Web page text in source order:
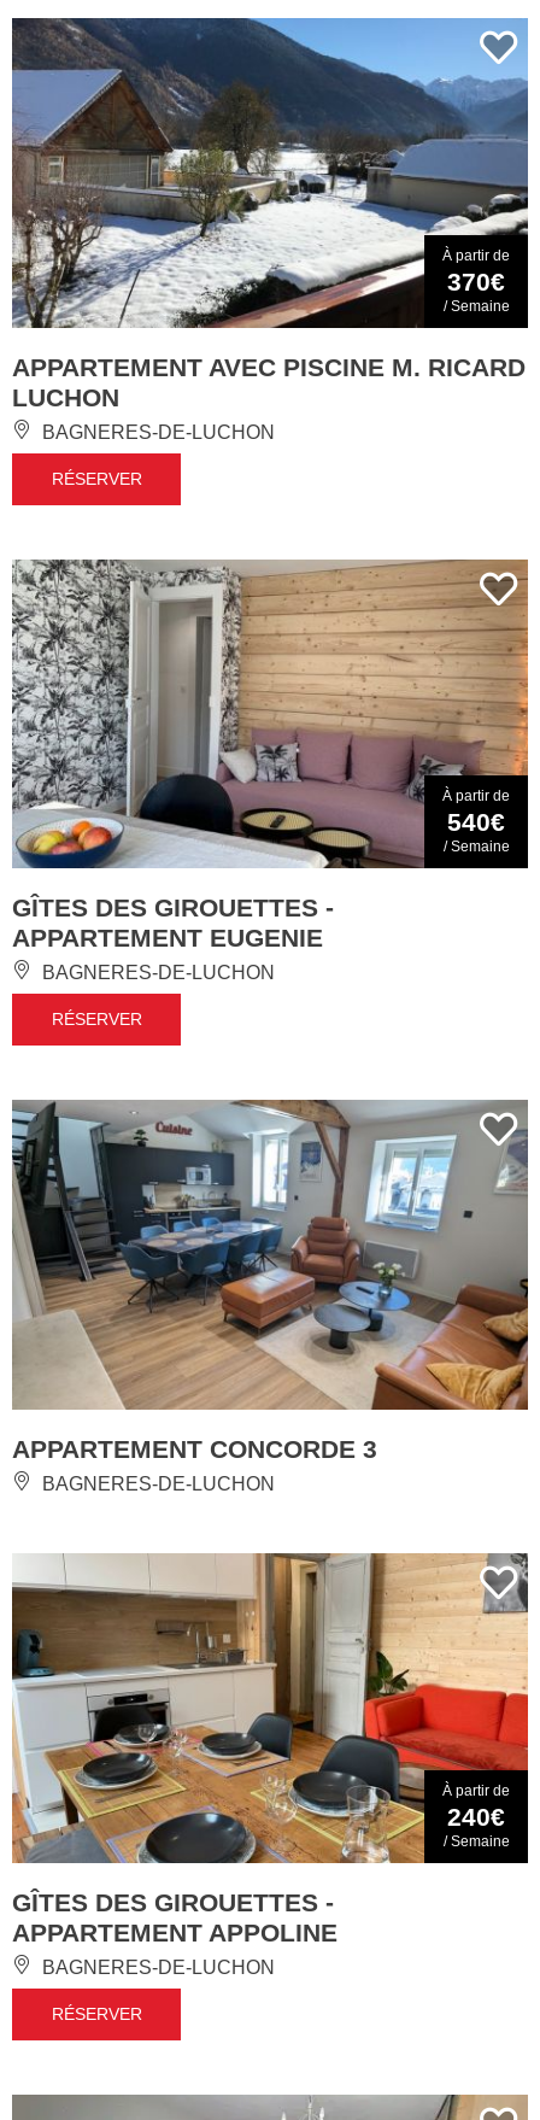
À partir de
370€
/ Semaine
APPARTEMENT AVEC PISCINE M. RICARD
LUCHON
BAGNERES-DE-LUCHON
RÉSERVER
À partir de
540€
/ Semaine
GÎTES DES GIROUETTES -
APPARTEMENT EUGENIE
BAGNERES-DE-LUCHON
RÉSERVER
APPARTEMENT CONCORDE 3
BAGNERES-DE-LUCHON
À partir de
240€
/ Semaine
GÎTES DES GIROUETTES -
APPARTEMENT APPOLINE
BAGNERES-DE-LUCHON
RÉSERVER